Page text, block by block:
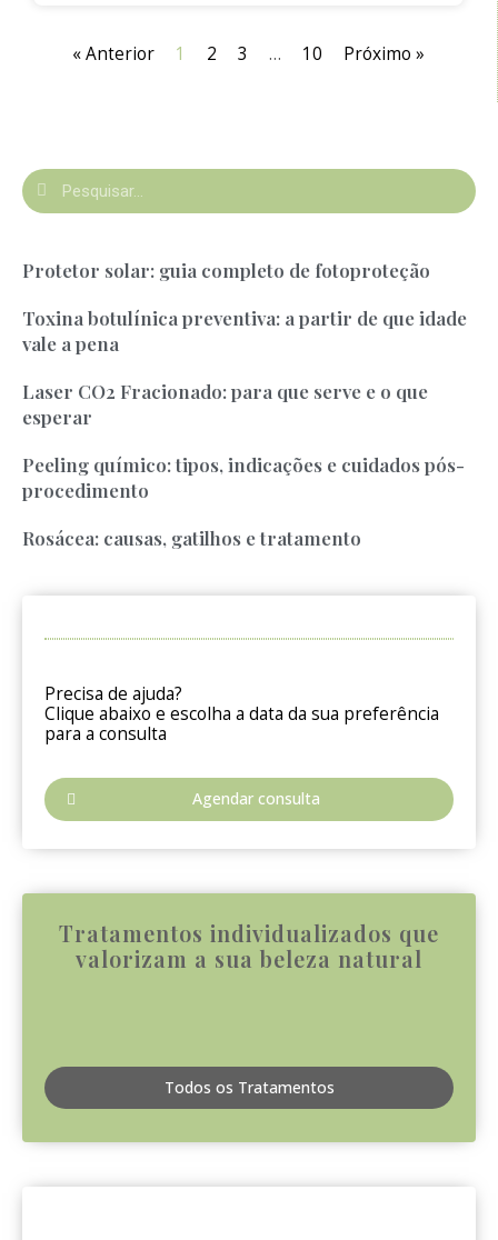
« Anterior 1 2 3 … 10 Próximo »
Protetor solar: guia completo de fotoproteção
Toxina botulínica preventiva: a partir de que idade
vale a pena
Laser CO2 Fracionado: para que serve e o que
esperar
Peeling químico: tipos, indicações e cuidados pós-
procedimento
Rosácea: causas, gatilhos e tratamento
Precisa de ajuda?
Clique abaixo e escolha a data da sua preferência
para a consulta
Agendar consulta
Tratamentos individualizados que
valorizam a sua beleza natural
Todos os Tratamentos